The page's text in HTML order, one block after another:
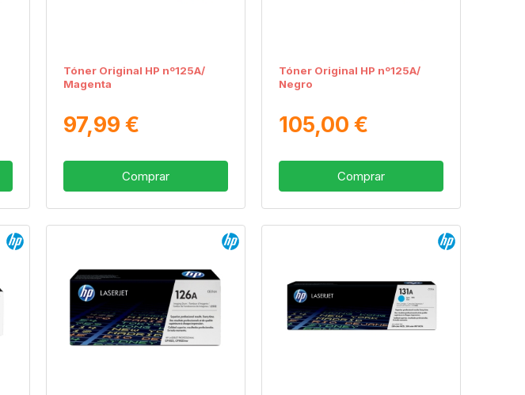
Tóner Original HP nº125A/
Magenta
97,99 €
Comprar
Tóner Original HP nº125A/
Negro
105,00 €
Comprar